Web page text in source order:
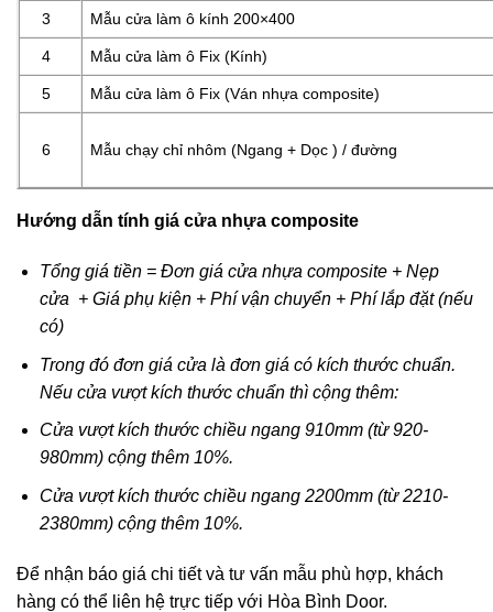
3 Mẫu cửa làm ô kính 200×400
4 Mẫu cửa làm ô Fix (Kính)
5 Mẫu cửa làm ô Fix (Ván nhựa composite)
6 Mẫu chạy chỉ nhôm (Ngang + Dọc ) / đường
Hướng dẫn tính giá cửa nhựa composite
Tổng giá tiền = Đơn giá cửa nhựa composite + Nẹp
cửa + Giá phụ kiện + Phí vận chuyển + Phí lắp đặt (nếu
có)
Trong đó đơn giá cửa là đơn giá có kích thước chuẩn.
Nếu cửa vượt kích thước chuẩn thì cộng thêm:
Cửa vượt kích thước chiều ngang 910mm (từ 920-
980mm) cộng thêm 10%.
Cửa vượt kích thước chiều ngang 2200mm (từ 2210-
2380mm) cộng thêm 10%.
Để nhận báo giá chi tiết và tư vấn mẫu phù hợp, khách
hàng có thể liên hệ trực tiếp với Hòa Bình Door.